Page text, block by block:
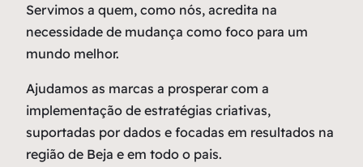
Servimos a quem, como nós, acredita na
necessidade de mudança como foco para um
mundo melhor.
Ajudamos as marcas a prosperar com a
implementação de estratégias criativas,
suportadas por dados e focadas em resultados na
região de Beja e em todo o pais.